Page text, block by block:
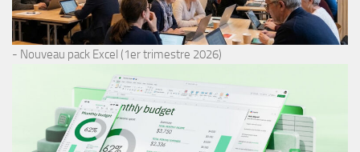
- Nouveau pack Excel (1er trimestre 2026)